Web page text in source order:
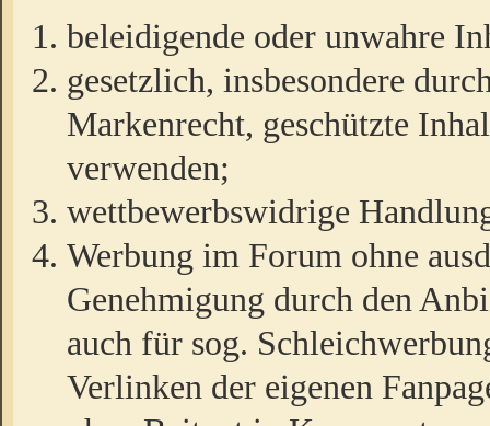
beleidigende oder unwahre
gesetzlich, insbesondere
Markenrecht, geschützte
verwenden;
wettbewerbswidrige
Werbung im Forum ohne
Genehmigung durch den
auch für sog.
Verlinken der eigenen